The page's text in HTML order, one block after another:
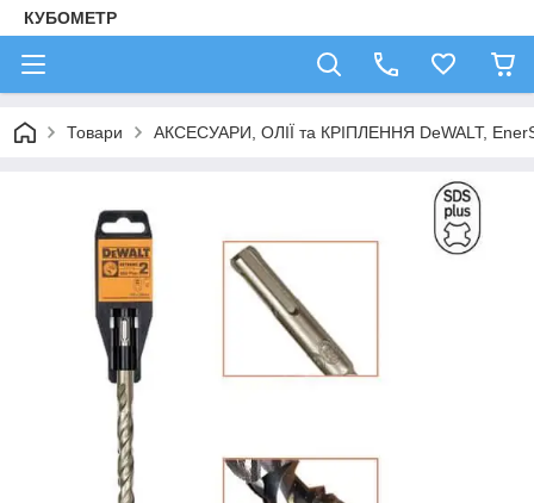
КУБОМЕТР
Товари АКСЕСУАРИ, ОЛІЇ та КРІПЛЕННЯ DeWALT,